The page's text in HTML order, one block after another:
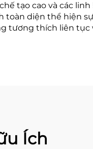
tạo cao và các
diện thể hiện
tương thích liên
Ích